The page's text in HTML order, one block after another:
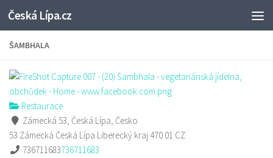
Skip to content
Česká Lípa.cz
ŠAMBHALA
Restaurace
Zámecká 53, Česká Lípa, Česko
53 Zámecká Česká Lípa Liberecký kraj470 01 CZ
736711683736711683